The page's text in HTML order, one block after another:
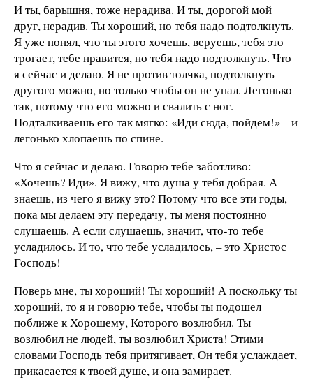
И ты, барышня, тоже нерадива. И ты, дорогой мой
друг, нерадив. Ты хороший, но тебя надо подтолкнуть.
Я уже понял, что ты этого хочешь, веруешь, тебя это
трогает, тебе нравится, но тебя надо подтолкнуть. Что
я сейчас и делаю. Я не против толчка, подтолкнуть
другого можно, но только чтобы он не упал. Легонько
так, потому что его можно и свалить с ног.
Подталкиваешь его так мягко: «Иди сюда, пойдем!» – и
легонько хлопаешь по спине.
Что я сейчас и делаю. Говорю тебе заботливо:
«Хочешь? Иди». Я вижу, что душа у тебя добрая. А
знаешь, из чего я вижу это? Потому что все эти годы,
пока мы делаем эту передачу, ты меня постоянно
слушаешь. А если слушаешь, значит, что-то тебе
усладилось. И то, что тебе усладилось, – это Христос
Господь!
Поверь мне, ты хороший! Ты хороший! А поскольку ты
хороший, то я и говорю тебе, чтобы ты подошел
поближе к Хорошему, Которого возлюбил. Ты
возлюбил не людей, ты возлюбил Христа! Этими
словами Господь тебя притягивает, Он тебя услаждает,
прикасается к твоей душе, и она замирает.